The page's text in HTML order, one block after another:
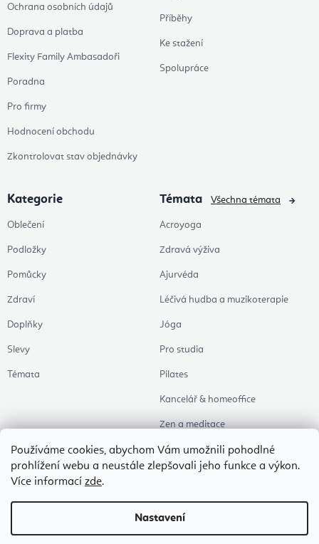
Používáme cookies, abychom Vám umožnili pohodlné
prohlížení webu a neustále zlepšovali jeho funkce a výkon.
Více informací zde.
Nastavení
Ochrana osobních údajů
Doprava a platba
Flexity Family Ambasadoři
Poradna
Pro firmy
Hodnocení obchodu
Zkontrolovat stav objednávky
Příběhy
Ke stažení
Spolupráce
Kategorie
Oblečení
Podložky
Pomůcky
Zdraví
Doplňky
Slevy
Témata
Témata
Acroyoga
Zdravá výživa
Ajurvéda
Léčivá hudba a muzikoterapie
Jóga
Pro studia
Pilates
Kancelář & homeoffice
Zen a meditace
Aromaterapie
Zdravý spánek
Naše oblíbené
Všechna témata
cookies